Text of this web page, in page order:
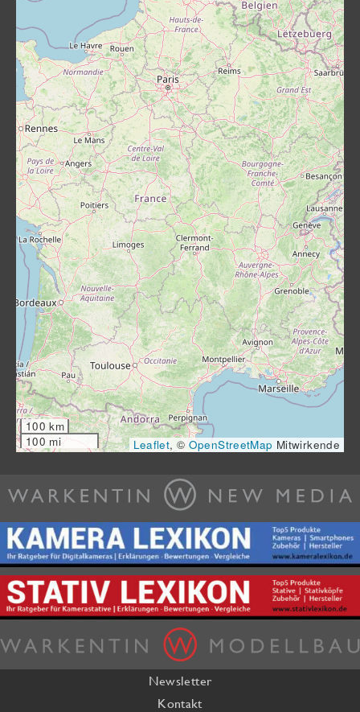
100 km
100 mi
Leaflet, ©OpenStreetMap Mitwirkende
Newsletter
Kontakt